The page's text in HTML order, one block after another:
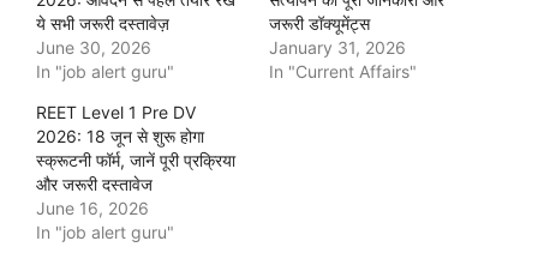
ये सभी जरूरी दस्तावेज़
June 30, 2026
In "job alert guru"
जरूरी डॉक्यूमेंट्स
January 31, 2026
In "Current Affairs"
REET Level 1 Pre DV
2026: 18 जून से शुरू होगा
स्क्रूटनी फॉर्म, जानें पूरी प्रक्रिया
और जरूरी दस्तावेज
June 16, 2026
In "job alert guru"